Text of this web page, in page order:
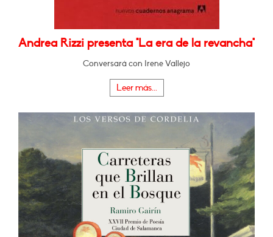
Andrea Rizzi presenta "La era de la revancha"
Conversará con Irene Vallejo
Leer más...